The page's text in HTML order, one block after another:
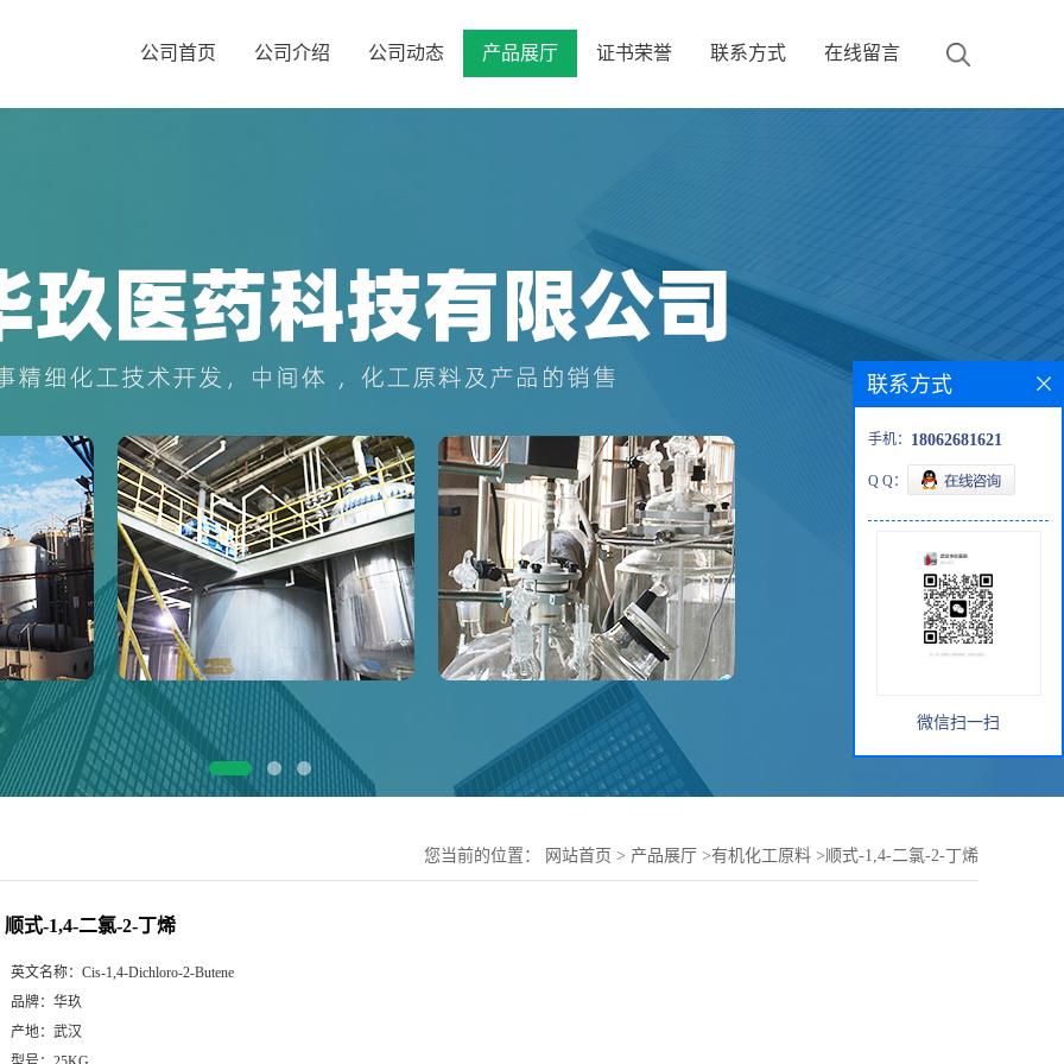
公司首页 公司介绍 公司动态 产品展厅 证书荣誉 联系方式 在线留言
您当前的位置： 网站首页 > 产品展厅 >有机化工原料 >顺式-1,4-二氯-2-丁烯
顺式-1,4-二氯-2-丁烯
英文名称： Cis-1,4-Dichloro-2-Butene
品牌： 华玖
产地： 武汉
联系方式
手机： 18062681621
Q Q：
微信扫一扫